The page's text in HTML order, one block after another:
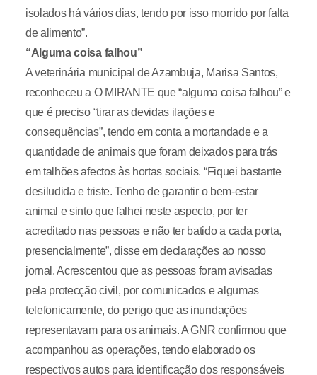
isolados há vários dias, tendo por isso morrido por falta
de alimento”.
“Alguma coisa falhou”
A veterinária municipal de Azambuja, Marisa Santos,
reconheceu a O MIRANTE que “alguma coisa falhou” e
que é preciso “tirar as devidas ilações e
consequências”, tendo em conta a mortandade e a
quantidade de animais que foram deixados para trás
em talhões afectos às hortas sociais. “Fiquei bastante
desiludida e triste. Tenho de garantir o bem-estar
animal e sinto que falhei neste aspecto, por ter
acreditado nas pessoas e não ter batido a cada porta,
presencialmente”, disse em declarações ao nosso
jornal. Acrescentou que as pessoas foram avisadas
pela protecção civil, por comunicados e algumas
telefonicamente, do perigo que as inundações
representavam para os animais. A GNR confirmou que
acompanhou as operações, tendo elaborado os
respectivos autos para identificação dos responsáveis